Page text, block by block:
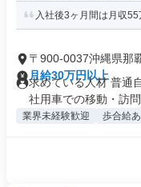
入社後3ヶ月間は月収
〒900-0037沖縄県那
月給30万円以上
求めている人材 普通
社用車での移動・訪問
業界未経験歓迎 歩合給あ